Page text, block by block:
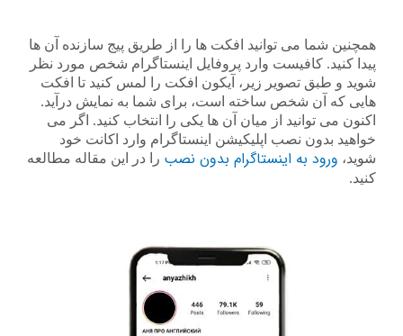
همچنین شما می توانید افکت ها را از طریق پیج سازنده آن ها
پیدا کنید. کافیست وارد پروفایل اینستاگرام شخص مورد نظر
شوید و طبق تصویر زیر، آیکون افکت را لمس کنید تا افکت
هایی که آن شخص ساخته است، برای شما به نمایش درآید.
اکنون می توانید از میان آن ها یکی را انتخاب کنید. اگر می
خواهید بدون نصب اپلیکیشن اینستاگرام وارد اکانت خود
شوید، ورود به اینستاگرام بدون نصب را در این مقاله مطالعه
کنید.